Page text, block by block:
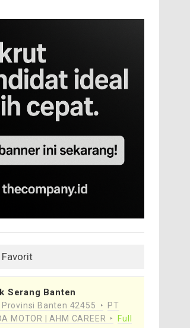
Serang Banten
Banten 42455
PT
MOTOR | AHM CAREER
Full